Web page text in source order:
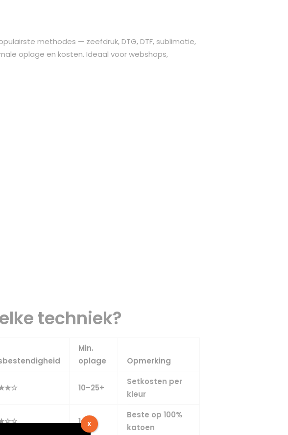
methodes — zeefdruk, DTG, DTF, sublimatie,
oplage en kosten. Ideaal voor webshops,
techniek?
Min.
oplage
Opmerking
10–25+
Setkosten per
kleur
1+
Beste op 100%
katoen
X